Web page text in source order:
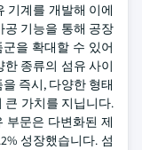
기계를 개발해 이에
공 기능을 통해 공장
을 확대할 수 있어
종류의 섬유 사이
즉시, 다양한 형태
큰 가치를 지닙니다.
부문은 다변화된 제
성장했습니다. 섬